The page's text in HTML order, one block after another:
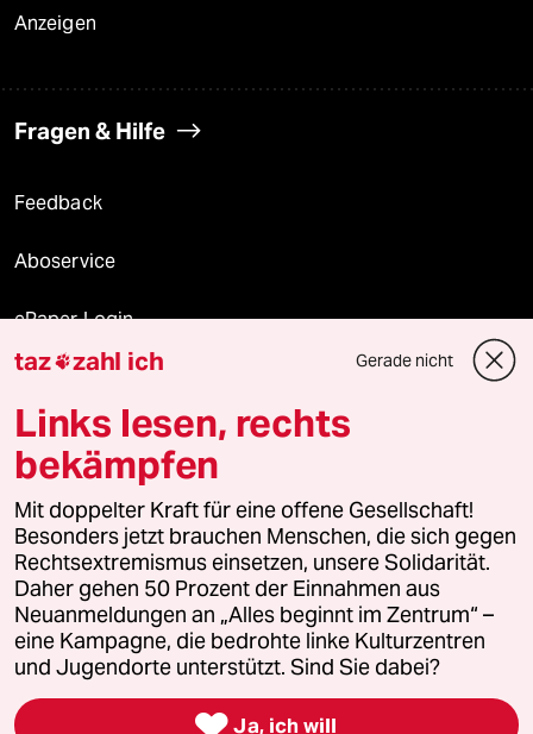
Anzeigen
Fragen & Hilfe
Feedback
Aboservice
ePaper Login
Downloads für Abonnierende
© 2026 taz Verlags und Vertriebs GmbH
Alle Rechte vorbehalten. Bei rechtlichen Fragen oder für Genehmigungen
wenden Sie sich bitte an
lizenzen@taz.de
Feedback Redaktionsstatut Kommune-Richtlinien
Leitlinie Informant Datenschutz Impressum AGB
Seitenwende Einwilligungen widerrufen (Ads)
taz zahl ich Gerade nicht
Links lesen, rechts
bekämpfen
Mit doppelter Kraft für eine offene Gesellschaft!
Besonders jetzt brauchen Menschen, die sich gegen
Rechtsextremismus einsetzen, unsere Solidarität.
Daher gehen 50 Prozent der Einnahmen aus
Neuanmeldungen an „Alles beginnt im Zentrum“ –
eine Kampagne, die bedrohte linke Kulturzentren
und Jugendorte unterstützt. Sind Sie dabei?
 Ja, ich will